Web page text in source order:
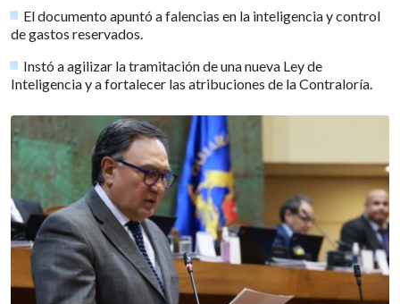
El documento apuntó a falencias en la inteligencia y control
de gastos reservados.
Instó a agilizar la tramitación de una nueva Ley de
Inteligencia y a fortalecer las atribuciones de la Contraloría.